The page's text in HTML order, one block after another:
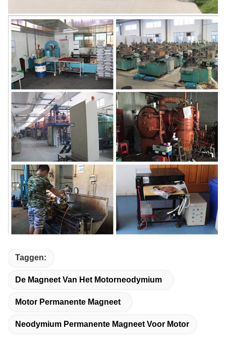
Taggen:
De Magneet Van Het Motorneodymium
Motor Permanente Magneet
Neodymium Permanente Magneet Voor Motor